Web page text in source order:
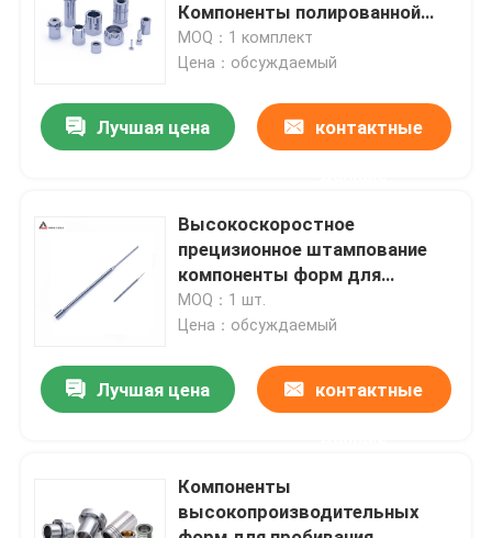
VR - шоу
О Компании
контроль качества
контактные данные
Отправить запрос
вставки карбида поворачивая
Компоненты полированной
формы для пенообразования
MOQ：1 комплект
Цена：обсуждаемый
Лучшая цена контактные
Высокоскоростное
прецизионное штампование
компоненты форм для
перфорации SKD/ SKH/ ASP/
Вольфрамовые булавки
MOQ：1 шт.
Цена：обсуждаемый
Лучшая цена контактные
Компоненты
высокопроизводительных